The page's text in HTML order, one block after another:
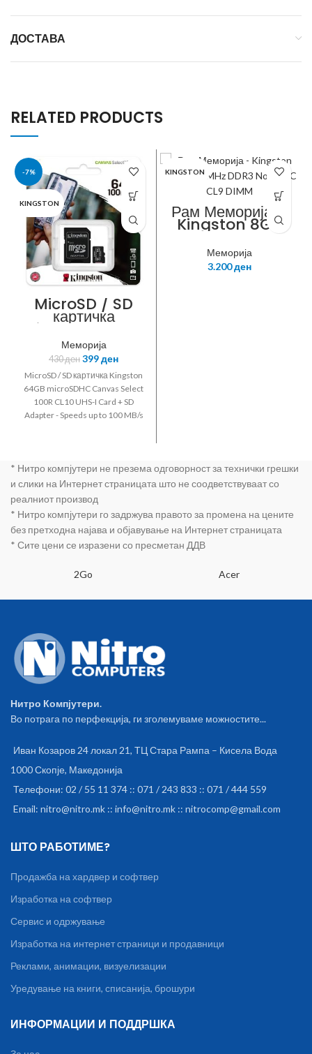
ДОСТАВА
RELATED PRODUCTS
-7%
KINGSTON
MicroSD / SD
картичка
Kingston 64GB
microSDHC
Canvas Select
100R CL10 UHS-I
Card + SD
Adapter
Меморија
430ден 399ден
MicroSD / SD картичка Kingston
64GB microSDHC Canvas Select
100R CL10 UHS-I Card + SD
Adapter - Speeds up to 100 MB/s
KINGSTON
Рам Меморија –
Kingston 8GB
1600MHz DDR3
Non-ECC CL9
DIMM,KVR16N11/
8BK
Меморија
3.200ден
* Нитро компјутери не презема одговорност за технички грешки
и слики на Интернет страницата што не соодветствуваат со
реалниот производ
* Нитро компјутери го задржува правото за промена на цените
без претходна најава и објавување на Интернет страницата
* Сите цени се изразени со пресметан ДДВ
2Go Acer
Нитро Компјутери.
Во потрага по перфекција, ги зголемуваме можностите...
Иван Козаров 24 локал 21, ТЦ Стара Рампа – Кисела Вода
1000 Скопје, Македонија
Телефони: 02 / 55 11 374 :: 071 / 243 833 :: 071 / 444 559
Email: nitro@nitro.mk :: info@nitro.mk :: nitrocomp@gmail.com
ШТО РАБОТИМЕ?
Продажба на хардвер и софтвер
Изработка на софтвер
Сервис и одржување
Изработка на интернет страници и продавници
Реклами, анимации, визуелизации
Уредување на книги, списанија, брошури
ИНФОРМАЦИИ И ПОДДРШКА